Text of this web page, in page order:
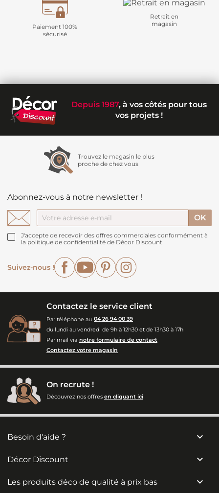
Paiement 100%
sécurisé
Retrait en
magasin
Depuis 1987, à vos côtés pour tous
vos projets !
Trouvez le magasin le plus
proche de chez vous
Abonnez-vous à notre newsletter !
J'accepte de recevoir des offres commerciales conformément à
la politique de confidentialité de Décor Discount
Suivez-nous !
FacebookYouTubePinterest
Contactez le service client
Par téléphone au 04 26 94 00 39
du lundi au vendredi de 9h à 12h30 et de 13h30 à 17h
Par mail via notre formulaire de contact
Contactez votre magasin
On recrute !
Découvrez nos offres en cliquant ici
Besoin d'aide ? 
Décor Discount 
Les produits déco de qualité à prix bas 